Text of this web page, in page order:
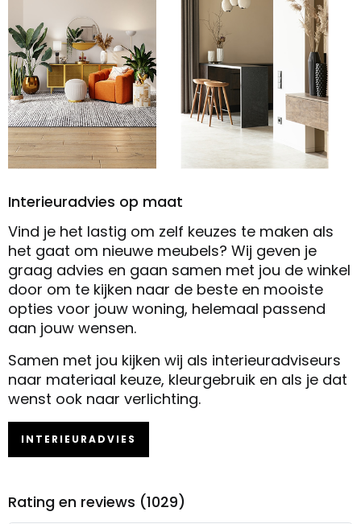
Interieuradvies op maat
Vind je het lastig om zelf keuzes te maken als
het gaat om nieuwe meubels? Wij geven je
graag advies en gaan samen met jou de winkel
door om te kijken naar de beste en mooiste
opties voor jouw woning, helemaal passend
aan jouw wensen.
Samen met jou kijken wij als interieuradviseurs
naar materiaal keuze, kleurgebruik en als je dat
wenst ook naar verlichting.
INTERIEURADVIES
Rating en reviews (1029)